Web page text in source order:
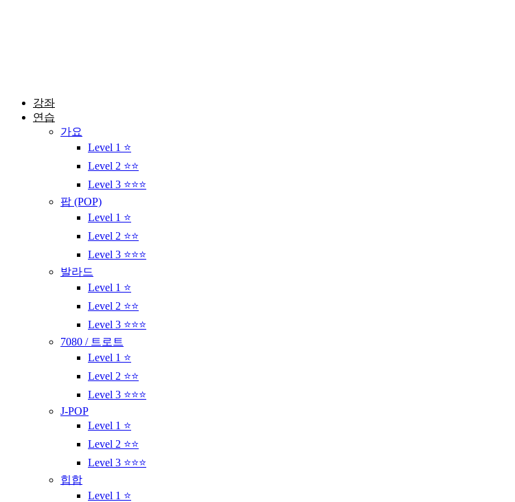
강좌
연습
가요
Level 1 ⭐
Level 2 ⭐⭐
Level 3 ⭐⭐⭐
팝 (POP)
Level 1 ⭐
Level 2 ⭐⭐
Level 3 ⭐⭐⭐
발라드
Level 1 ⭐
Level 2 ⭐⭐
Level 3 ⭐⭐⭐
7080 / 트로트
Level 1 ⭐
Level 2 ⭐⭐
Level 3 ⭐⭐⭐
J-POP
Level 1 ⭐
Level 2 ⭐⭐
Level 3 ⭐⭐⭐
힙합
Level 1 ⭐